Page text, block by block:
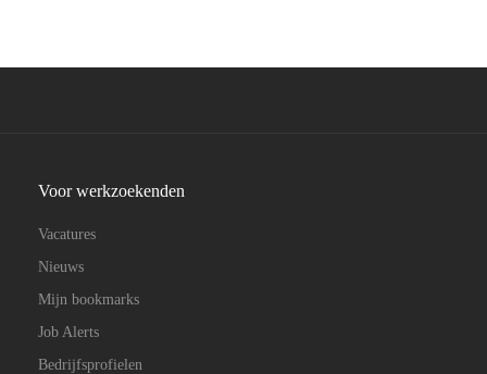
Voor werkzoekenden
Vacatures
Nieuws
Mijn bookmarks
Job Alerts
Bedrijfsprofielen